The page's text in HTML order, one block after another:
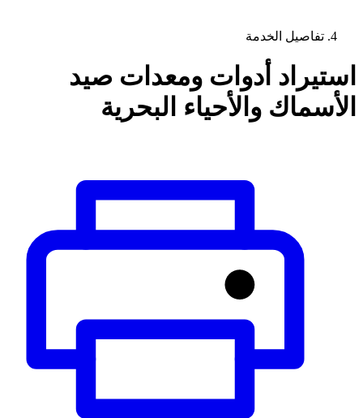
تفاصيل الخدمة
استيراد أدوات ومعدات صيد
الأسماك والأحياء البحرية